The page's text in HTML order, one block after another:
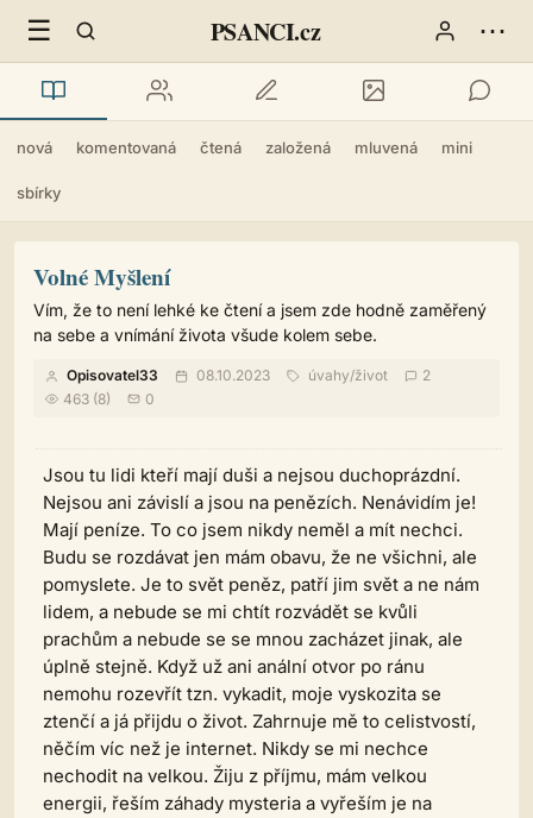
☰ PSANCI.cz ⋯
nová komentovaná čtená založená mluvená mini
sbírky
Volné Myšlení
Vím, že to není lehké ke čtení a jsem zde hodně zaměřený
na sebe a vnímání života všude kolem sebe.
Opisovatel33 08.10.2023 úvahy/život
2
463 (8)
0
Jsou tu lidi kteří mají duši a nejsou duchoprázdní.
Nejsou ani závislí a jsou na penězích. Nenávidím je!
Mají peníze. To co jsem nikdy neměl a mít nechci.
Budu se rozdávat jen mám obavu, že ne všichni, ale
pomyslete. Je to svět peněz, patří jim svět a ne nám
lidem, a nebude se mi chtít rozvádět se kvůli
prachům a nebude se se mnou zacházet jinak, ale
úplně stejně. Když už ani anální otvor po ránu
nemohu rozevřít tzn. vykadit, moje vyskozita se
ztenčí a já přijdu o život. Zahrnuje mě to celistvostí,
něčím víc než je internet. Nikdy se mi nechce
nechodit na velkou. Žiju z příjmu, mám velkou
energii, řeším záhady mysteria a vyřeším je na